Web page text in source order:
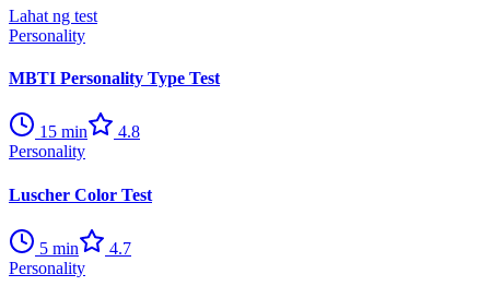
Lahat ng test
Personality
MBTI Personality Type Test
15 min
4.8
Personality
Luscher Color Test
5 min
4.7
Personality